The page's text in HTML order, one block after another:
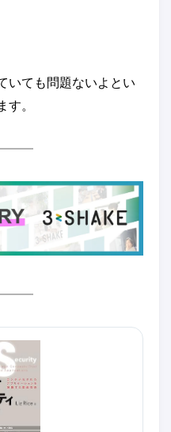
いても問題ないよとい
。